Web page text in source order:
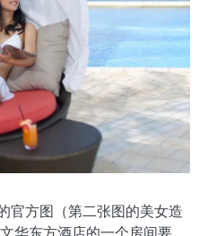
官方图（第二张图的美女造
华东方酒店的一个房间要